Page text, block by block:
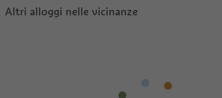
Altri alloggi nelle vicinanze